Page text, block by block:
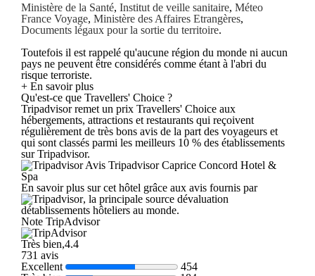
Ministère de la Santé, Institut de veille sanitaire, Méteo
France Voyage, Ministère des Affaires Etrangères,
Documents légaux pour la sortie du territoire.
Toutefois il est rappelé qu'aucune région du monde ni aucun
pays ne peuvent être considérés comme étant à l'abri du
risque terroriste.
+ En savoir plus
Qu'est-ce que Travellers' Choice ?
Tripadvisor remet un prix Travellers' Choice aux
hébergements, attractions et restaurants qui reçoivent
régulièrement de très bons avis de la part des voyageurs et
qui sont classés parmi les meilleurs 10 % des établissements
sur Tripadvisor.
Avis Tripadvisor Caprice Concord Hotel &
Spa
En savoir plus sur cet hôtel grâce aux avis fournis par
, la principale source dévaluation
détablissements hôteliers au monde.
Note TripAdvisor
Très bien,4.4
731 avis
Excellent
454